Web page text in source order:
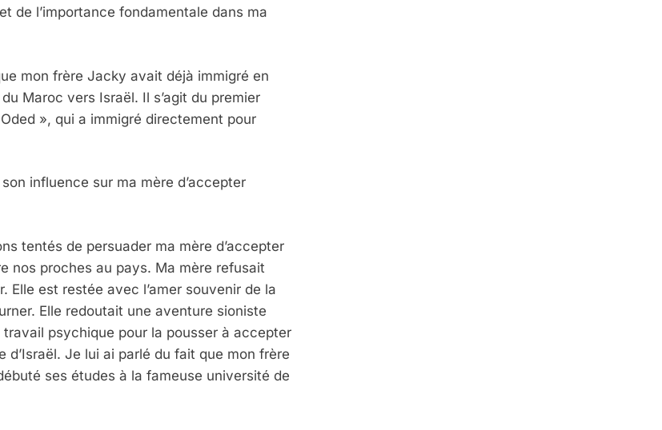
de l’importance fondamentale dans ma
mon frère Jacky avait déjà immigré en
Maroc vers Israël. Il s’agit du premier
», qui a immigré directement pour
influence sur ma mère d’accepter
tentés de persuader ma mère d’accepter
nos proches au pays. Ma mère refusait
est restée avec l’amer souvenir de la
Elle redoutait une aventure sioniste
psychique pour la pousser à accepter
d’Israël. Je lui ai parlé du fait que mon frère
ses études à la fameuse université de